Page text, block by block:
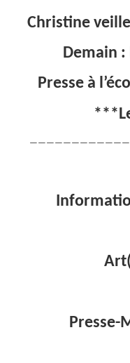
Christine
Demain :
Presse à
Presse-